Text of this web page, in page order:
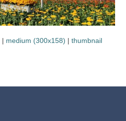
| medium (300x158) |thumbnail